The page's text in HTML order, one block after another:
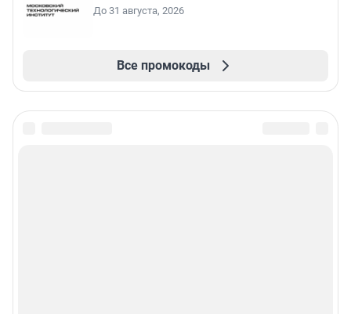
До 31 августа, 2026
Все промокоды